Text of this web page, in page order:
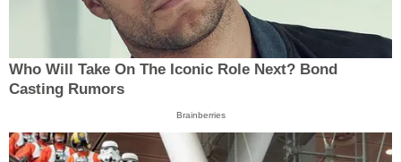
Who Will Take On The Iconic Role Next? Bond
Casting Rumors
Brainberries